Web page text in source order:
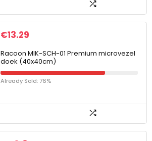
€13.29
Racoon MIK-SCH-01 Premium microvezel
doek (40x40cm)
Already Sold: 76%